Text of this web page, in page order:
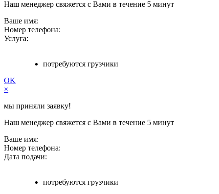
Наш менеджер свяжется с Вами в течение 5 минут
Ваше имя:
Номер телефона:
Услуга:
потребуются грузчики
OK
×
мы приняли заявку!
Наш менеджер свяжется с Вами в течение 5 минут
Ваше имя:
Номер телефона:
Дата подачи:
потребуются грузчики